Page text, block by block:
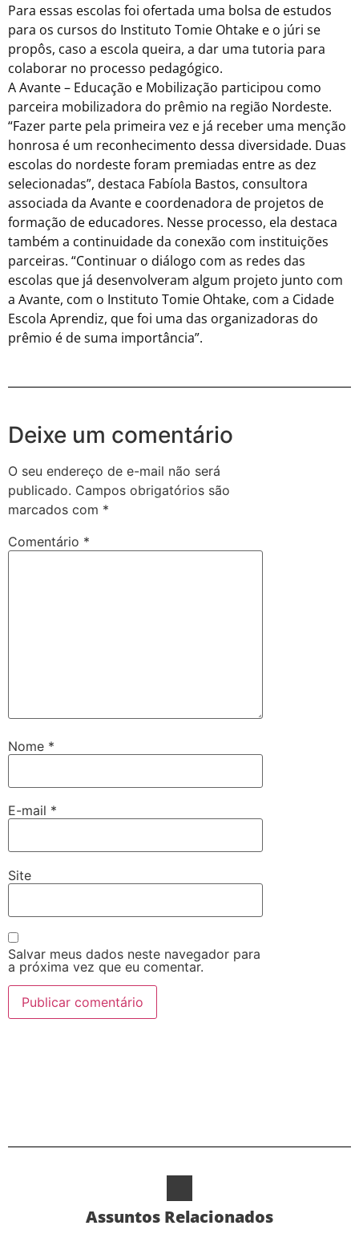
Para essas escolas foi ofertada uma bolsa de estudos
para os cursos do Instituto Tomie Ohtake e o júri se
propôs, caso a escola queira, a dar uma tutoria para
colaborar no processo pedagógico.
A Avante – Educação e Mobilização participou como
parceira mobilizadora do prêmio na região Nordeste.
“Fazer parte pela primeira vez e já receber uma menção
honrosa é um reconhecimento dessa diversidade. Duas
escolas do nordeste foram premiadas entre as dez
selecionadas”, destaca Fabíola Bastos, consultora
associada da Avante e coordenadora de projetos de
formação de educadores. Nesse processo, ela destaca
também a continuidade da conexão com instituições
parceiras. “Continuar o diálogo com as redes das
escolas que já desenvolveram algum projeto junto com
a Avante, com o Instituto Tomie Ohtake, com a Cidade
Escola Aprendiz, que foi uma das organizadoras do
prêmio é de suma importância”.
Deixe um comentário
O seu endereço de e-mail não será
publicado. Campos obrigatórios são
marcados com *
Comentário *
Nome *
E-mail *
Site
Salvar meus dados neste navegador para
a próxima vez que eu comentar.
Assuntos Relacionados